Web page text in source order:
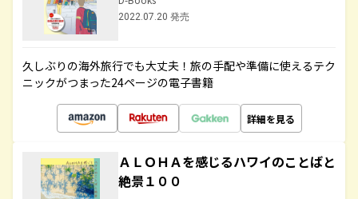
2022.07.20 発売
久しぶりの海外旅行でも大丈夫！旅の手配や準備に使えるテク
ニックがつまった24ページの電子書籍
詳細を見る
ＡＬＯＨＡを感じるハワイのことばと
絶景１００